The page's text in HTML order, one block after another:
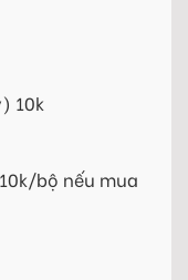
10k
bộ nếu mua